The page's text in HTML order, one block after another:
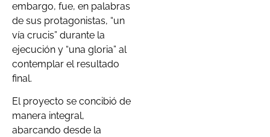
embargo, fue, en palabras
de sus protagonistas, “un
vía crucis” durante la
ejecución y “una gloria” al
contemplar el resultado
final.
El proyecto se concibió de
manera integral,
abarcando desde la